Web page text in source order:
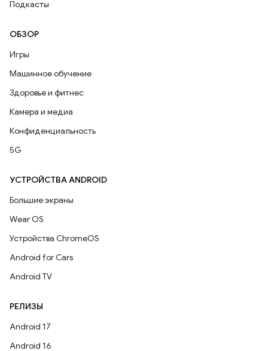
Подкасты
ОБЗОР
Игры
Машинное обучение
Здоровье и фитнес
Камера и медиа
Конфиденциальность
5G
УСТРОЙСТВА ANDROID
Большие экраны
Wear OS
Устройства ChromeOS
Android for Cars
Android TV
РЕЛИЗЫ
Android 17
Android 16